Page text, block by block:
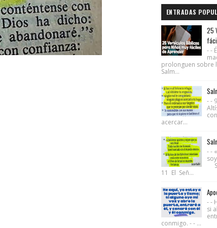
ENTRADAS
25
- -
prolonguen sobre
Salm...
- -
acercar...
- -
11 El Señ...
- -
si
conmigo. - - ...